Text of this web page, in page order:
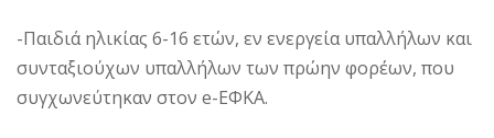
-Παιδιά ηλικίας 6-16 ετών, εν ενεργεία υπαλλήλων και
συνταξιούχων υπαλλήλων των πρώην φορέων, που
συγχωνεύτηκαν στον e-ΕΦΚΑ.